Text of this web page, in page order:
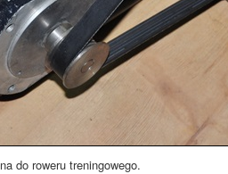
do roweru treningowego.